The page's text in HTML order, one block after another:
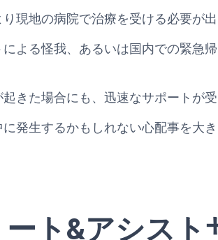
現地の病院で治療を受ける必要が
よる怪我、あるいは国内での緊急
きた場合にも、迅速なサポートが受
発生するかもしれない心配事を大
ト&アシスト